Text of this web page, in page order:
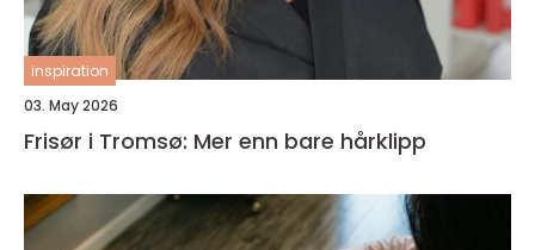
inspiration
03. May 2026
Frisør i Tromsø: Mer enn bare hårklipp